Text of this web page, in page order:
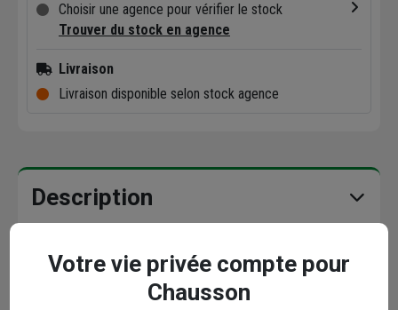
Choisir une agence pour vérifier le stock
Trouver du stock en agence
Livraison
Livraison disponible selon stock agence
Description
Caractéristiques
Votre vie privée compte pour
Chausson